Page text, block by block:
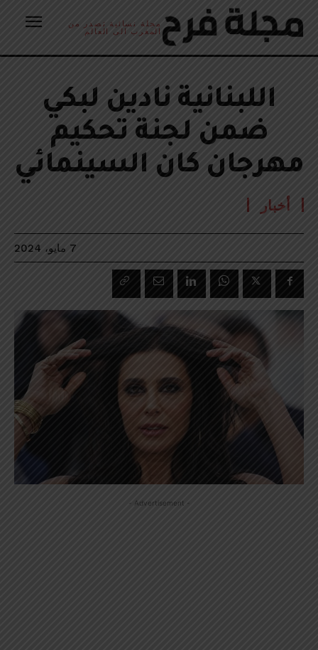
مجلة نسائية تصدر من
المغرب الى العالم
اللبنانية نادين لبكي
ضمن لجنة تحكيم
مهرجان كان السينمائي
أخبار
7 مايو، 2024
- Advertisement -